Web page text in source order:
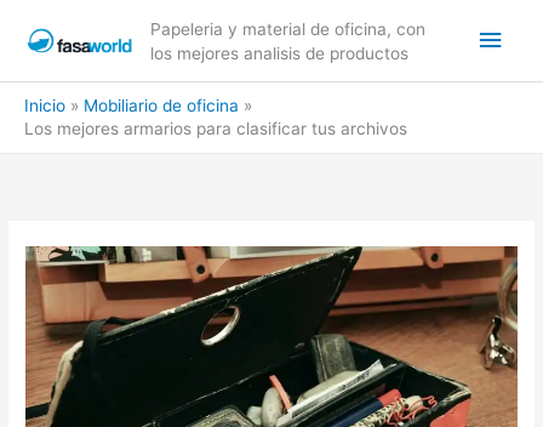
Papeleria y material de oficina, con
los mejores analisis de productos
Inicio
Mobiliario de oficina
Los mejores armarios para clasificar tus archivos